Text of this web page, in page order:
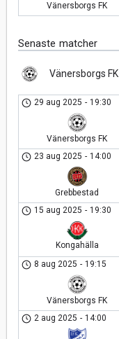
Vänersborgs FK
Senaste matcher
Vänersborgs FK
29 aug 2025 - 19:30
Vänersborgs FK
23 aug 2025 - 14:00
Grebbestad
15 aug 2025 - 19:30
Kongahälla
8 aug 2025 - 19:15
Vänersborgs FK
2 aug 2025 - 14:00